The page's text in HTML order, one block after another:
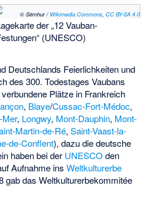
© Sémhur / Wikimedia Commons, CC BY-SA 4.0
der „12 Vauban-
(UNESCO)
Deutschlands Feierlichkeiten und
des 300. Todestages Vaubans
Plätze in Frankreich
, Blaye/Cussac-Fort-Médoc,
Mer, Longwy, Mont-Dauphin, Mont-
Martin-de-Ré,Saint-Vaast-la-
de-Conflent), dazu die deutsche
haben bei der UNESCOden
Aufnahme insWeltkulturerbe
gab das Weltkulturerbekommitée